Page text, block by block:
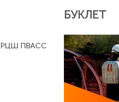
РЦШ ПВАСС
БУКЛЕТ